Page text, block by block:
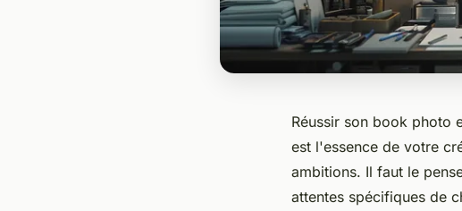
Réussir son book photo
est l'essence de votre
ambitions. Il faut le
attentes spécifiques de